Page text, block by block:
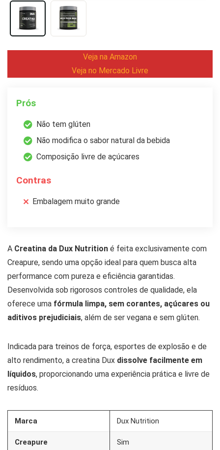
Veja na Amazon
Veja no Mercado Livre
Prós
Não tem glúten
Não modifica o sabor natural da bebida
Composição livre de açúcares
Contras
Embalagem muito grande
A Creatina da Dux Nutrition é feita exclusivamente com
Creapure, sendo uma opção ideal para quem busca alta
performance com pureza e eficiência garantidas.
Desenvolvida sob rigorosos controles de qualidade, ela
oferece uma fórmula limpa, sem corantes, açúcares ou
aditivos prejudiciais, além de ser vegana e sem glúten.
Indicada para treinos de força, esportes de explosão e de
alto rendimento, a creatina Dux dissolve facilmente em
líquidos, proporcionando uma experiência prática e livre de
resíduos.
Marca Dux Nutrition
Creapure Sim